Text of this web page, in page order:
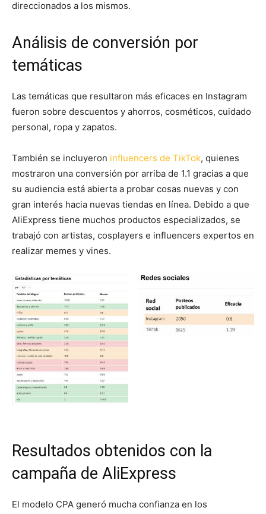
direccionados a los mismos.
Análisis de conversión por
temáticas
Las temáticas que resultaron más eficaces en Instagram
fueron sobre descuentos y ahorros, cosméticos, cuidado
personal, ropa y zapatos.
También se incluyeron influencers de TikTok, quienes
mostraron una conversión por arriba de 1.1 gracias a que
su audiencia está abierta a probar cosas nuevas y con
gran interés hacia nuevas tiendas en línea. Debido a que
AliExpress tiene muchos productos especializados, se
trabajó con artistas, cosplayers e influencers expertos en
realizar memes y vines.
Resultados obtenidos con la
campaña de AliExpress
El modelo CPA generó mucha confianza en los